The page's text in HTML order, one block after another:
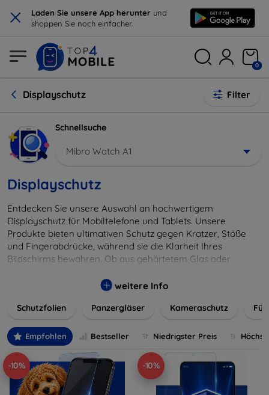
× Laden Sie unsere App herunter und
shoppen Sie noch einfacher.
0
Displayschutz Filter
Schnellsuche
Mibro Watch A1
Displayschutz
Entdecken Sie unsere Auswahl an hochwertigem
Displayschutz für Mobiltelefone und Tablets. Unsere
Produkte bieten ultimativen Schutz gegen Kratzer, Stöße
und Fingerabdrücke, während sie die Klarheit Ihres
Bildschirms bewahren. Ob aus gehärtetem Glas oder
installieren und passgenau für jedes Gerät, um eine
wertvolles Gerät mit unseren langlebigen und zuverlässigen
digitales Erlebnis.
weitere Info
Schutzfolien Panzergläser Kameraschutz
Empfohlen Bestseller Niedrigster Preis
-10% -10%